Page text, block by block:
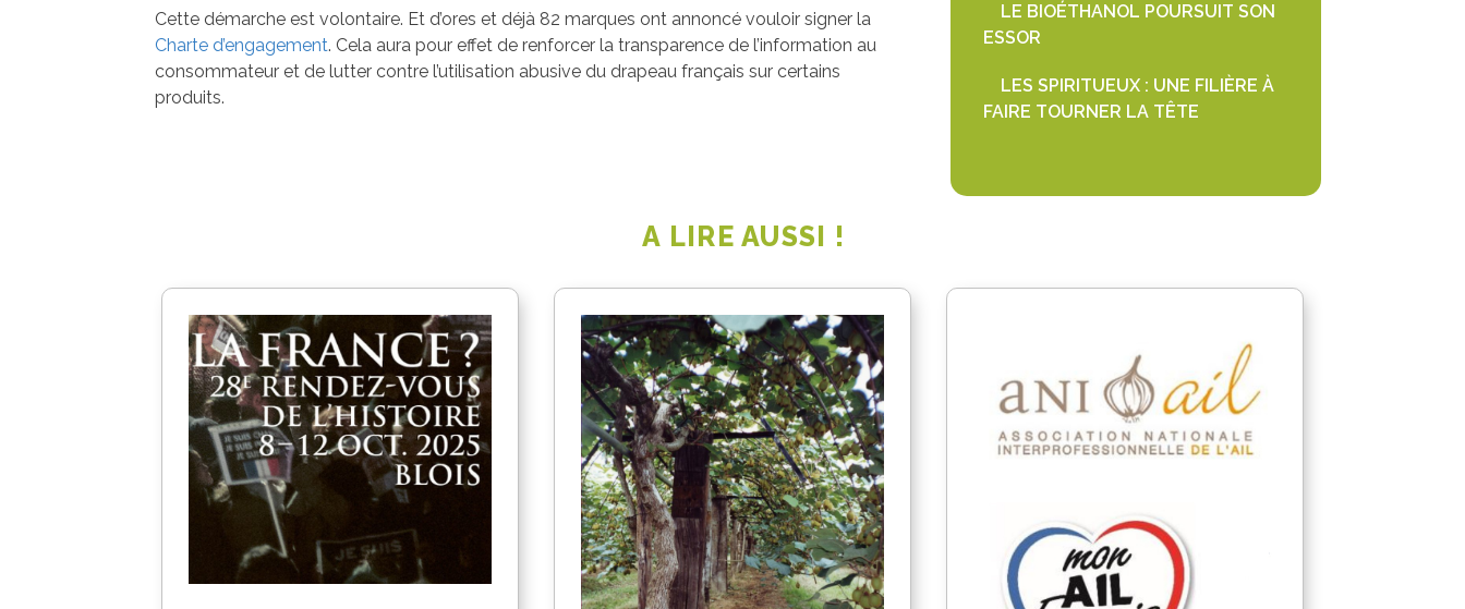
Cette démarche est volontaire. Et d’ores et déjà 82 marques ont annoncé vouloir signer la
Charte d’engagement. Cela aura pour effet de renforcer la transparence de l’information au
consommateur et de lutter contre l’utilisation abusive du drapeau français sur certains
produits.
LE BIOÉTHANOL POURSUIT SON
ESSOR
LES SPIRITUEUX : UNE FILIÈRE À
FAIRE TOURNER LA TÊTE
A LIRE AUSSI !